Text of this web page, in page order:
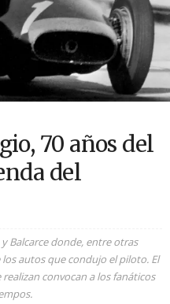
70 años del
del
Balcarce donde, entre otras
autos que condujo el piloto. El
convocan a los fanáticos